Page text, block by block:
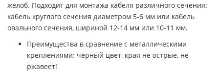
желоб. Подходит для монтажа кабеля различного сечения:
кабель круглого сечения диаметром 5-6 мм или кабель
овального сечения, шириной 12-14 мм или 10-11 мм.
Преимущества в сравнение с металлическими
креплениями: чёрный цвет, края не острые, не
ржавеет!